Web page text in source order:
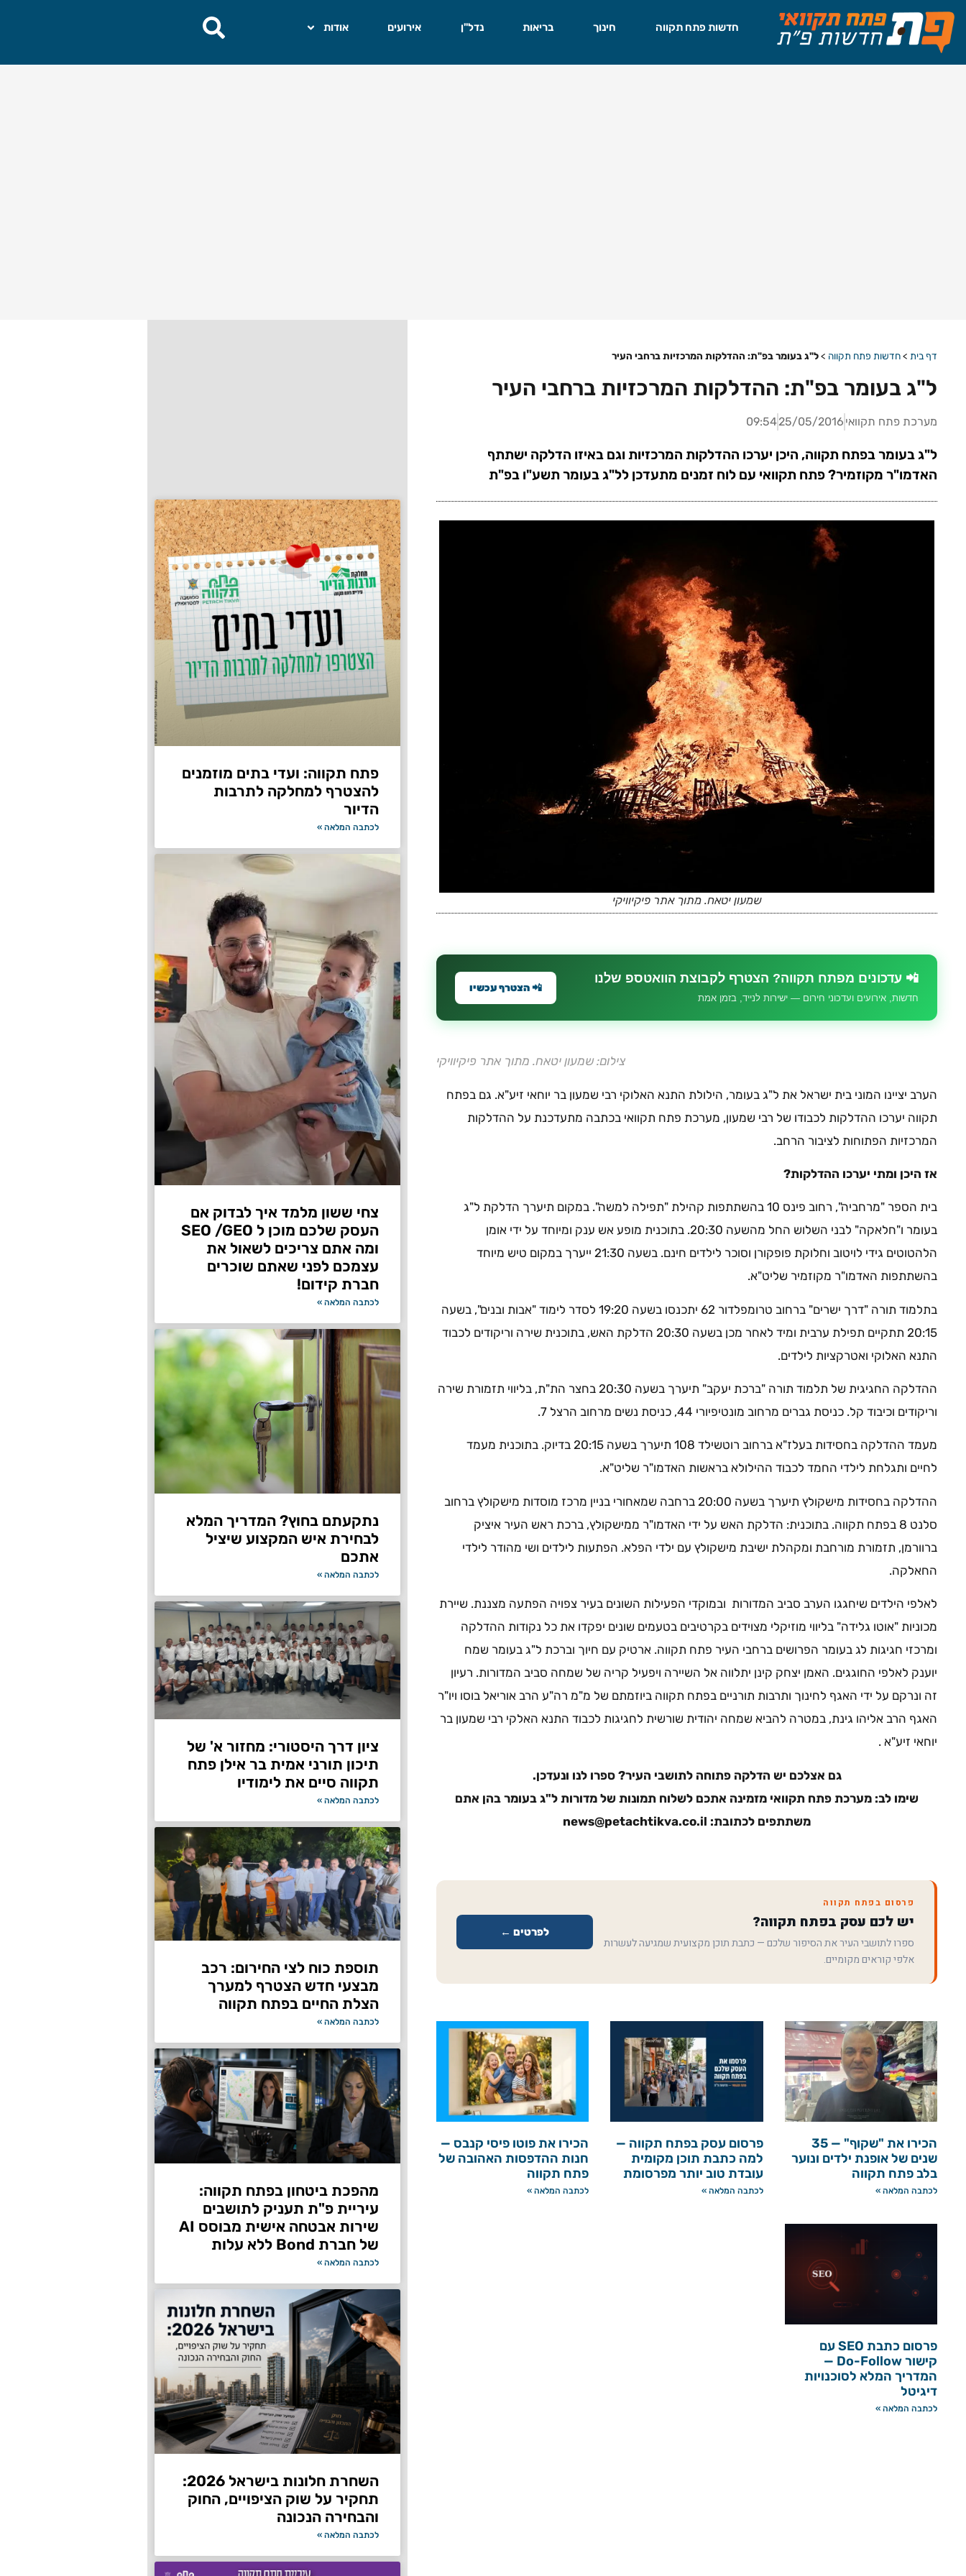
חדשות פתח תקווה חינוך בריאות נדל"ן אירועים אודות
דף בית >חדשות פתח תקווה >ל"ג בעומר בפ"ת: ההדלקות המרכזיות ברחבי העיר
ל"ג בעומר בפ"ת: ההדלקות המרכזיות ברחבי העיר
מערכת פתח תקוואי 25/05/2016
09:54
ל"ג בעומר בפתח תקווה, היכן יערכו ההדלקות המרכזיות וגם באיזו הדלקה ישתתף
האדמו"ר מקוזמיר? פתח תקוואי עם לוח זמנים מתעדכן לל"ג בעומר תשע"ו בפ"ת
שמעון יטאח. מתוך אתר פיקיוויקי
📲 עדכונים מפתח תקווה? הצטרף לקבוצת הוואטספ שלנו
חדשות, אירועים ועדכוני חירום — ישירות לנייד, בזמן אמת
📲 הצטרף עכשיו
צילום: שמעון יטאח. מתוך אתר פיקיוויקי
הערב יציינו המוני בית ישראל את ל"ג בעומר, הילולת התנא האלוקי רבי שמעון בר יוחאי זיע"א. גם בפתח
תקווה יערכו ההדלקות לכבודו של רבי שמעון, מערכת פתח תקוואי בכתבה מתעדכנת על ההדלקות
המרכזיות הפתוחות לציבור הרחב.
אז היכן ומתי יערכו ההדלקות?
בית הספר "מרחביה", רחוב פינס 10 בהשתתפות קהילת "תפילה למשה". במקום תיערך הדלקת ל"ג
בעומר ו"חלאקה" לבני השלוש החל מהשעה 20:30. בתוכנית מופע אש ענק ומיוחד על ידי אומן
הלהטוטים גידי לויטוב וחלוקת פופקורן וסוכר לילדים חינם. בשעה 21:30 ייערך במקום טיש מיוחד
בהשתתפות האדמו"ר מקוזמיר שליט"א.
בתלמוד תורה "דרך ישרים" ברחוב טרומפלדור 62 יתכנסו בשעה 19:20 לסדר לימוד "אבות ובנים", בשעה
20:15 תתקיים תפילת ערבית ומיד לאחר מכן בשעה 20:30 הדלקת האש, בתוכנית שירה וריקודים לכבוד
התנא האלוקי ואטרקציות לילדים.
ההדלקה החגיגית של תלמוד תורה "ברכת יעקב" תיערך בשעה 20:30 בחצר הת"ת, בליווי תזמורת שירה
וריקודים וכיבוד קל. כניסת גברים מרחוב מונטיפיורי 44, כניסת נשים מרחוב הרצל 7.
מעמד ההדלקה בחסידות בעלז"א ברחוב רוטשילד 108 תיערך בשעה 20:15 בדיוק. בתוכנית מעמד
לחיים ותגלחת לילדי החמד לכבוד ההילולא בראשות האדמו"ר שליט"א.
ההדלקה בחסידות מישקולץ תיערך בשעה 20:00 ברחבה שמאחורי בניין מרכז מוסדות מישקולץ ברחוב
סלנט 8 בפתח תקווה. בתוכנית: הדלקת האש על ידי האדמו"ר ממישקולץ, ברכת ראש העיר איציק
ברוורמן, תזמורת מורחבת ומקהלת ישיבת מישקולץ עם ילדי הפלא. הפתעות לילדים ושי מהודר לילדי
החאלקה.
לאלפי הילדים שיחגגו הערב סביב המדורות ובמוקדי הפעילות השונים בעיר צפויה הפתעה מצננת. שיירת
מכוניות "אוטו גלידה" בליווי מוזיקלי מצוידים בקרטיבים בטעמים שונים יפקדו את כל נקודות ההדלקה
ומרכזי חגיגות לג בעומר הפרושים ברחבי העיר פתח תקווה. ארטיק עם חיוך וברכת ל"ג בעומר שמח
יוענק לאלפי החוגגים. האמן יצחק קינן יתלווה אל השיירה ויפעיל קריה של שמחה סביב המדורות. רעיון
זה ונרקם על ידי האגף לחינוך ותרבות תורניים בפתח תקווה ביוזמתם של מ"מ רה"ע הרב אוריאל בוסו ויו"ר
האגף הרב אליהו גינת, במטרה להביא שמחה יהודית שורשית לחגיגות לכבוד התנא האלקי רבי שמעון בר
יוחאי זיע"א .
גם אצלכם יש הדלקה פתוחה לתושבי העיר? ספרו לנו ונעדכן.
שימו לב: מערכת פתח תקוואי מזמינה אתכם לשלוח תמונות של מדורות ל"ג בעומר בהן אתם
משתתפים לכתובת: news@petachtikva.co.il
פרסום בפתח תקווה
יש לכם עסק בפתח תקווה?
ספרו לתושבי העיר את הסיפור שלכם — כתבת תוכן מקצועית שמגיעה לעשרות
אלפי קוראים מקומיים.
לפרטים ←
הכירו את "שקוף" — 35
שנים של אופנת ילדים ונוער
בלב פתח תקווה
לכתבה המלאה »
פרסום עסק בפתח תקווה —
למה כתבת תוכן מקומית
עובדת טוב יותר מפרסומת
לכתבה המלאה »
הכירו את פוטו פיסי קנבס —
חנות ההדפסות האהובה של
פתח תקווה
לכתבה המלאה »
פרסום כתבת SEO עם
קישור Do-Follow —
המדריך המלא לסוכנויות
דיגיטל
לכתבה המלאה »
פתח תקווה: ועדי בתים מוזמנים
להצטרף למחלקה לתרבות
הדיור
לכתבה המלאה »
צחי ששון מלמד איך לבדוק אם
העסק שלכם מוכן ל SEO /GEO
ומה אתם צריכים לשאול את
עצמכם לפני שאתם שוכרים
חברת קידום!
לכתבה המלאה »
נתקעתם בחוץ? המדריך המלא
לבחירת איש המקצוע שיציל
אתכם
לכתבה המלאה »
ציון דרך היסטורי: מחזור א' של
תיכון תורני אמית בר אילן פתח
תקווה סיים את לימודיו
לכתבה המלאה »
תוספת כוח לצי החירום: רכב
מבצעי חדש הצטרף למערך
הצלת החיים בפתח תקווה
לכתבה המלאה »
מהפכת ביטחון בפתח תקווה:
עיריית פ"ת תעניק לתושבים
שירות אבטחה אישית מבוסס AI
של חברת Bond ללא עלות
לכתבה המלאה »
השחרת חלונות בישראל 2026:
תחקיר על שוק הציפויים, החוק
והבחירה הנכונה
לכתבה המלאה »